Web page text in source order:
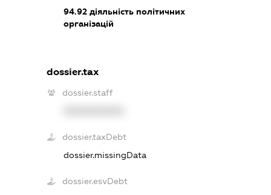
94.92 діяльність політичних
організацій
dossier.tax
dossier.staff
dossier.taxDebt
dossier.missingData
dossier.esvDebt